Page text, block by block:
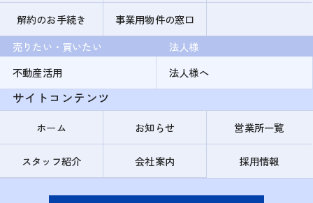
解約のお手続き
事業用物件の窓口
売りたい・買いたい
不動産活用
法人様
法人様へ
サイトコンテンツ
ホーム お知らせ 営業所一覧
スタッフ紹介 会社案内 採用情報